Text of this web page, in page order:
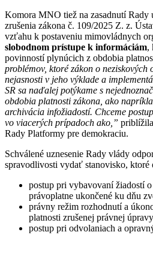
Komora MNO tiež na zasadnutí Rady
zrušenia zákona č. 109/2025 Z. z.
vzťahu k postaveniu mimovládnych
slobodnom prístupe k informáciám,
povinností plynúcich z obdobia
problémov, ktoré zákon o
nejasnosti v jeho výklade a
SR sa naďalej potýkame s
obdobia platnosti zákona, ako
archivácia infožiadostí. Chceme
vo viacerých prípadoch ako,”
Rady Platformy pre demokraciu.
Schválené uznesenie Rady vlády
spravodlivosti vydať stanovisko, ktoré
postup pri vybavovaní žiadostí
právoplatne ukončené ku dňu
právny režim rozhodnutí a
platnosti zrušenej právnej
postup pri odvolaniach a